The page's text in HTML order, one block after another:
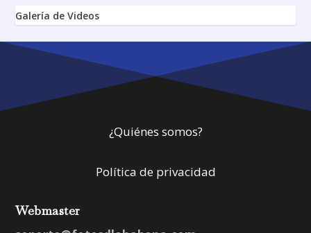
Galería de Videos
¿Quiénes somos?
Política de privacidad
Webmaster